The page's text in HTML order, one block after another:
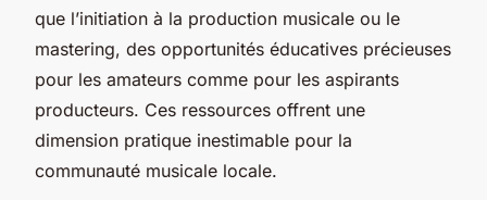
que l’initiation à la production musicale ou le
mastering, des opportunités éducatives précieuses
pour les amateurs comme pour les aspirants
producteurs. Ces ressources offrent une
dimension pratique inestimable pour la
communauté musicale locale.